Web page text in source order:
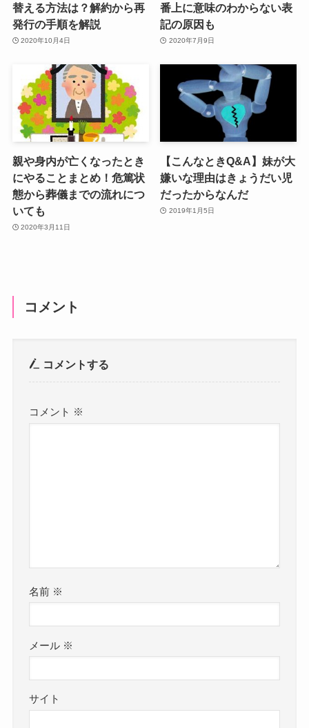
替える方法は？解約から再
発行の手順を解説
2020年10月4日
番上に意味のわからない表
記の原因も
2020年7月9日
親や身内が亡くなったとき
にやることまとめ！危篤状
態から葬儀までの流れにつ
いても
2020年3月11日
【こんなときQ&A】妹が大
嫌いな理由はきょうだい児
だったからなんだ
2019年1月5日
コメント
コメントする
コメント ※
名前 ※
メール ※
サイト